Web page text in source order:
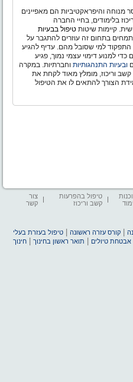
מנוחה והיפראקטיביות הם מאפיינים
בלימודים, בחיי החברה
קיימות שיטות טיפול בבעיות
בתחום זה עוזרים להתגבר על
התפקוד למי שסובל מהם. עדיף להגיע
כדי למנוע דימוי עצמי נמוך, פגיע
ובעיות התנהגותיות וחברתיות. במקרה
וריכוז, מומלץ מאוד לקחת את
הצורך להתאים לו את הטיפול
טיפול בהפרעות
קשב וריכוז
צור
קשר
|קורס עזרה ראשונה |טיפול בעזרת בעלי
|אבטחת טיולים תואר ראשון בחינוך |חינוך